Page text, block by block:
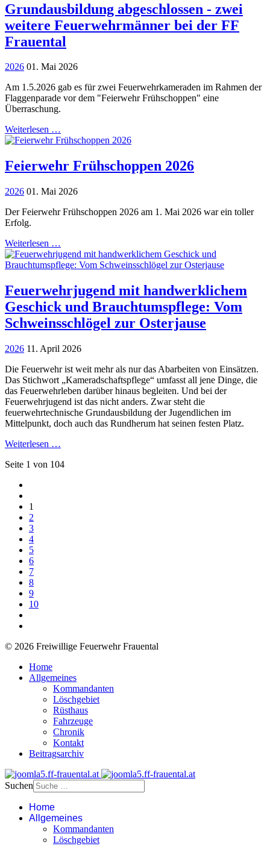
Grundausbildung abgeschlossen - zwei
weitere Feuerwehrmänner bei der FF
Frauental
2026 01. Mai 2026
Am 1.5.2026 gab es für zwei Feuerwehrkameraden im Rahmen der
Flaggenparade vor dem "Feierwehr Frühschoppen" eine
Überraschung.
Weiterlesen …
Feierwehr Frühschoppen 2026
2026 01. Mai 2026
Der Feierwehr Frühschoppen 2026 am 1. Mai 2026 war ein toller
Erfolg.
Weiterlesen …
Feuerwehrjugend mit handwerklichem
Geschick und Brauchtumspflege: Vom
Schweinsschlögel zur Osterjause
2026 11. April 2026
Die Feuerwehr ist weit mehr als nur das Abarbeiten von Einsätzen.
Das Stichwort „Kameradschaftspflege“ umfasst all jene Dinge, die
das Feuerwehrleben darüber hinaus begleiten. Und bei der
Feuerwehrjugend ist das nicht anders. Zwar steht die
feuerwehrtechnische Grundausbildung der Jugendlichen im
Mittelpunkt, doch auch das Rundherum hat seinen festen Platz.
Weiterlesen …
Seite 1 von 104
1
2
3
4
5
6
7
8
9
10
© 2026 Freiwillige Feuerwehr Frauental
Home
Allgemeines
Kommandanten
Löschgebiet
Rüsthaus
Fahrzeuge
Chronik
Kontakt
Beitragsarchiv
Suchen
Home
Allgemeines
Kommandanten
Löschgebiet